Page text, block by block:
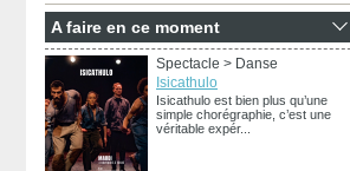
A faire en ce moment
Spectacle > Danse
Isicathulo
Isicathulo est bien plus qu’une
simple chorégraphie, c’est une
véritable expér...